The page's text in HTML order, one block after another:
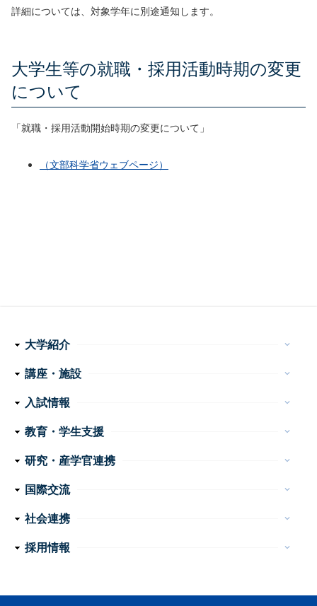
詳細については、対象学年に別途通知します。
大学生等の就職・採用活動時期の変更
について
「就職・採用活動開始時期の変更について」
（文部科学省ウェブページ）
フ
タ
ー
ナ
ビ
ゲ
ー
大学紹介 keyboard_arrow_down
理念・使命
学長メッセージ
特色ある取り組み
運営組織
情報公開
講座・施設 keyboard_arrow_down
医学科
看護学科
附属病院
センター・施設等
入試情報 keyboard_arrow_down
医学部 医学科・看護学科
大学院医学系研究科
大学案内
イベント
お問い合わせ
教育・学生支援 keyboard_arrow_down
教育
学生生活
特色ある教育プログラム
諸手続・諸証明
学生相談
研究・産学官連携 keyboard_arrow_down
産学官連携
重点プロジェクト・研究成果
研究支援
研究公正
国際交流 keyboard_arrow_down
外国人留学生の手引き
国際交流会館
社会連携 keyboard_arrow_down
公開講座
高大連携
地域医療教育研究拠点
震災支援
採用情報 keyboard_arrow_down